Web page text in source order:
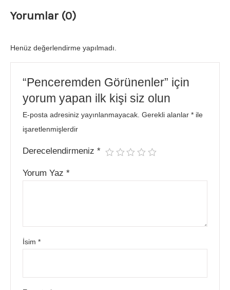
Yorumlar (0)
Henüz değerlendirme yapılmadı.
“Penceremden Görünenler” için
yorum yapan ilk kişi siz olun
E-posta adresiniz yayınlanmayacak. Gerekli alanlar* ile
işaretlenmişlerdir
Derecelendirmeniz*
Yorum Yaz*
İsim*